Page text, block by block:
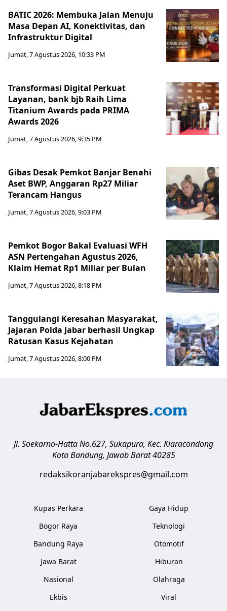
BATIC 2026: Membuka Jalan Menuju
Masa Depan AI, Konektivitas, dan
Infrastruktur Digital
Jumat, 7 Agustus 2026, 10:33 PM
Transformasi Digital Perkuat
Layanan, bank bjb Raih Lima
Titanium Awards pada PRIMA
Awards 2026
Jumat, 7 Agustus 2026, 9:35 PM
Gibas Desak Pemkot Banjar Benahi
Aset BWP, Anggaran Rp27 Miliar
Terancam Hangus
Jumat, 7 Agustus 2026, 9:03 PM
Pemkot Bogor Bakal Evaluasi WFH
ASN Pertengahan Agustus 2026,
Klaim Hemat Rp1 Miliar per Bulan
Jumat, 7 Agustus 2026, 8:18 PM
Tanggulangi Keresahan Masyarakat,
Jajaran Polda Jabar berhasil Ungkap
Ratusan Kasus Kejahatan
Jumat, 7 Agustus 2026, 8:00 PM
Jl. Soekarno-Hatta No.627, Sukapura, Kec. Kiaracondong
Kota Bandung, Jawab Barat 40285
redaksikoranjabarekspres@gmail.com
Kupas Perkara
Bogor Raya
Bandung Raya
Jawa Barat
Nasional
Ekbis
Gaya Hidup
Teknologi
Otomotif
Hiburan
Olahraga
Viral